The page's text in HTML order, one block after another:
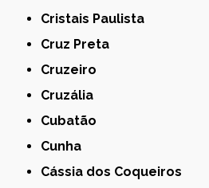
Cristais Paulista
Cruz Preta
Cruzeiro
Cruzália
Cubatão
Cunha
Cássia dos Coqueiros